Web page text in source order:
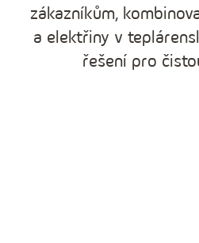
zákazníkům,
a elektřiny v
řešení pro